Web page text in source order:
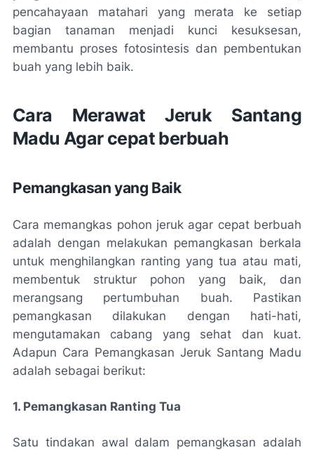
pencahayaan matahari yang merata ke setiap
bagian tanaman menjadi kunci kesuksesan,
membantu proses fotosintesis dan pembentukan
buah yang lebih baik.
Cara Merawat Jeruk Santang
Madu Agar cepat berbuah
Pemangkasan yang Baik
Cara memangkas pohon jeruk agar cepat berbuah
adalah dengan melakukan pemangkasan berkala
untuk menghilangkan ranting yang tua atau mati,
membentuk struktur pohon yang baik, dan
merangsang pertumbuhan buah. Pastikan
pemangkasan dilakukan dengan hati-hati,
mengutamakan cabang yang sehat dan kuat.
Adapun Cara Pemangkasan Jeruk Santang Madu
adalah sebagai berikut:
1. Pemangkasan Ranting Tua
Satu tindakan awal dalam pemangkasan adalah